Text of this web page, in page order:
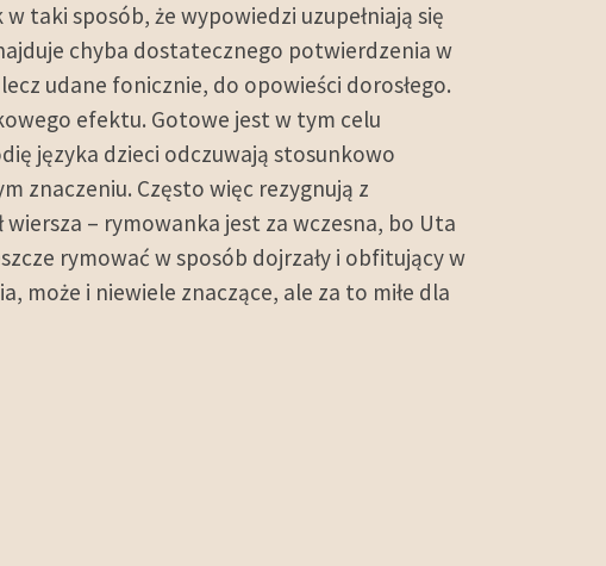
taki sposób, że wypowiedzi uzupełniają się
chyba dostatecznego potwierdzenia w
udane fonicznie, do opowieści dorosłego.
efektu. Gotowe jest w tym celu
języka dzieci odczuwają stosunkowo
znaczeniu. Często więc rezygnują z
– rymowanka jest za wczesna, bo Uta
rymować w sposób dojrzały i obfitujący w
może i niewiele znaczące, ale za to miłe dla